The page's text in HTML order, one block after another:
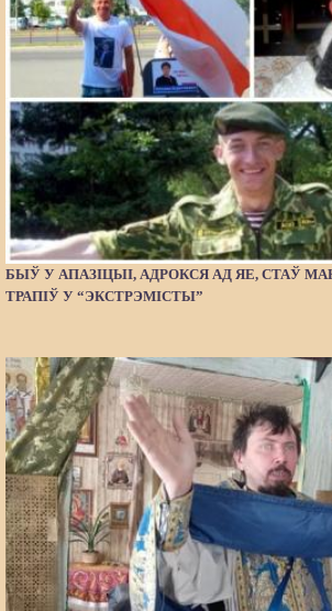
БЫЎ У АПАЗІЦЫІ, АДРОКСЯ АД ЯЕ, СТАЎ
ТРАПІЎ У “ЭКСТРЭМІСТЫ”